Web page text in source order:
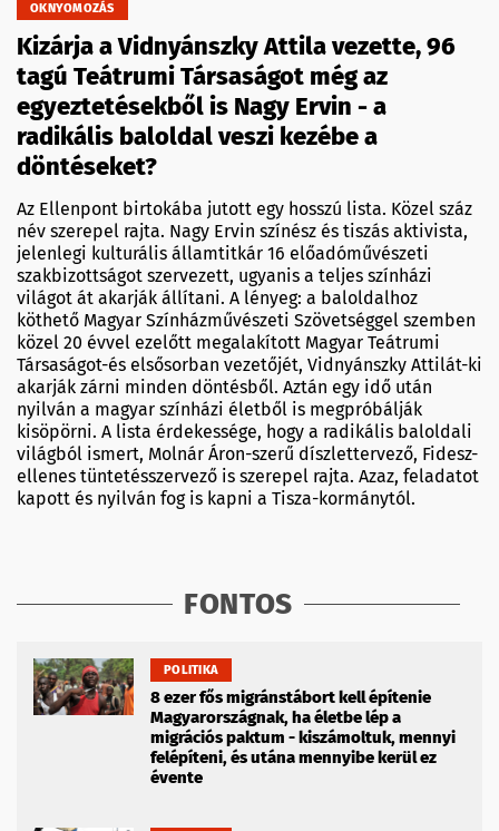
OKNYOMOZÁS
Kizárja a Vidnyánszky Attila vezette, 96
tagú Teátrumi Társaságot még az
egyeztetésekből is Nagy Ervin - a
radikális baloldal veszi kezébe a
döntéseket?
Az Ellenpont birtokába jutott egy hosszú lista. Közel száz
név szerepel rajta. Nagy Ervin színész és tiszás aktivista,
jelenlegi kulturális államtitkár 16 előadóművészeti
szakbizottságot szervezett, ugyanis a teljes színházi
világot át akarják állítani. A lényeg: a baloldalhoz
köthető Magyar Színházművészeti Szövetséggel szemben
közel 20 évvel ezelőtt megalakított Magyar Teátrumi
Társaságot-és elsősorban vezetőjét, Vidnyánszky Attilát-ki
akarják zárni minden döntésből. Aztán egy idő után
nyilván a magyar színházi életből is megpróbálják
kisöpörni. A lista érdekessége, hogy a radikális baloldali
világból ismert, Molnár Áron-szerű díszlettervező, Fidesz-
ellenes tüntetésszervező is szerepel rajta. Azaz, feladatot
kapott és nyilván fog is kapni a Tisza-kormánytól.
FONTOS
POLITIKA
8 ezer fős migránstábort kell építenie
Magyarországnak, ha életbe lép a
migrációs paktum - kiszámoltuk, mennyi
felépíteni, és utána mennyibe kerül ez
évente